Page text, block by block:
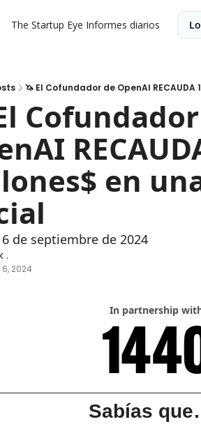
The Startup Eye Informes diarios
🦄 El Cofundador de OpenAI
en
de septiembre de 2024
.
2024
In partnership
Sabías